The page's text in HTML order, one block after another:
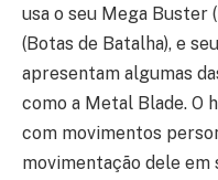
usa o seu Mega Buster
(Botas de Batalha), e
apresentam algumas
como a Metal Blade. O
com movimentos
movimentação dele em